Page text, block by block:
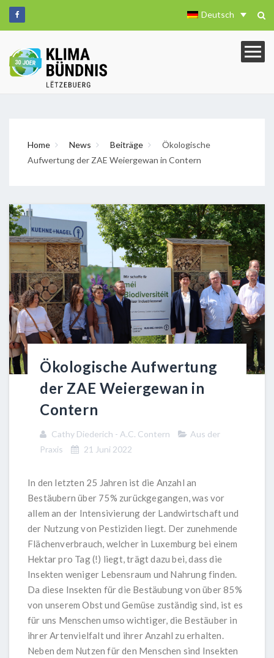
Deutsch
Home News Beiträge
Ökologische
Aufwertung der ZAE Weiergewan in Contern
Ökologische Aufwertung
der ZAE Weiergewan in
Contern
Cathy Diederich - A.C. Contern
Aus der
Praxis
21 Juni 2022
In den letzten 25 Jahren ist die Anzahl an
Bestäubern über 75% zurückgegangen, was vor
allem an der Intensivierung der Landwirtschaft und
der Nutzung von Pestiziden liegt. Der zunehmende
Flächenverbrauch, welcher in Luxemburg bei einem
Hektar pro Tag (!) liegt, trägt dazu bei, dass die
Insekten weniger Lebensraum und Nahrung finden.
Da diese Insekten für die Bestäubung von über 85%
von unserem Obst und Gemüse zuständig sind, ist es
für uns Menschen umso wichtiger, die Bestäuber in
ihrer Artenvielfalt und ihrer Anzahl zu erhalten.
Neben dem Nutzen für den Menschen sind Insekten